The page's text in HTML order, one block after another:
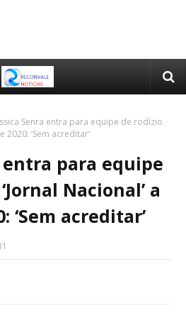
Senra entra para equipe de rodízio
2020: ‘Sem acreditar’
entra para equipe
Nacional’ a
‘Sem acreditar’